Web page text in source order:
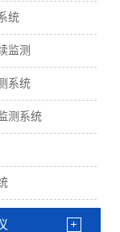
统
监测
系统
测系统